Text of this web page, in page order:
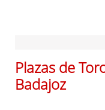
Ganaderías
Eventos taurinos
Plazas de
Badajoz